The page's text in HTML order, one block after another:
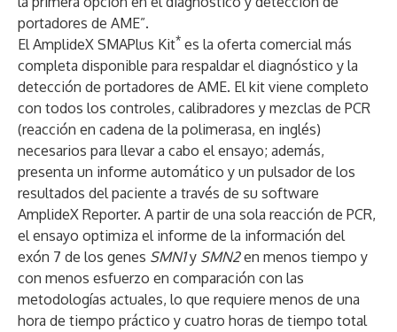
portadores de AME”.
El AmplideX SMAPlus Kit* es la oferta comercial más
completa disponible para respaldar el diagnóstico y la
detección de portadores de AME. El kit viene completo
con todos los controles, calibradores y mezclas de PCR
(reacción en cadena de la polimerasa, en inglés)
necesarios para llevar a cabo el ensayo; además,
presenta un informe automático y un pulsador de los
resultados del paciente a través de su software
AmplideX Reporter. A partir de una sola reacción de PCR,
el ensayo optimiza el informe de la información del
exón 7 de los genes SMN1y SMN2en menos tiempo y
con menos esfuerzo en comparación con las
metodologías actuales, lo que requiere menos de una
hora de tiempo práctico y cuatro horas de tiempo total